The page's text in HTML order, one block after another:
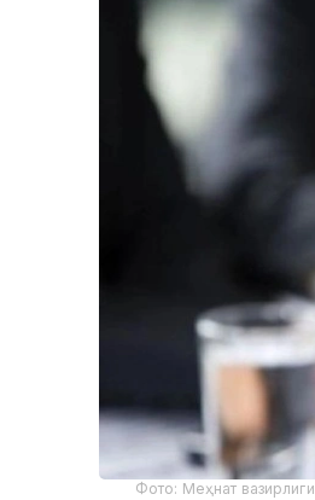
Фото: Меҳнат вазирлиги